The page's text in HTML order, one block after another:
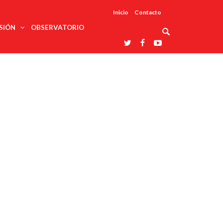
Inicio Contacto
OBSERVATORIO